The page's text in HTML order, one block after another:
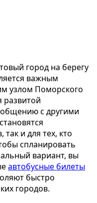
город на берегу
важным
узлом Поморского
развитой
с другими
и для тех, кто
спланировать
вариант, вы
автобусные билеты
быстро
городов.